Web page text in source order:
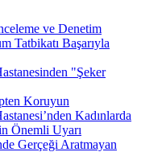
ve Denetim
Tatbikatı Başarıyla
"Şeker
Koruyun
Kadınlarda
Önemli Uyarı
Gerçeği Aratmayan